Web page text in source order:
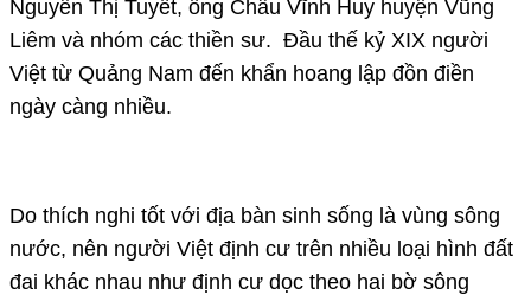
Nguyễn Thị Tuyết, ông Châu Vĩnh Huy huyện Vũng
Liêm và nhóm các thiền sư. Đầu thế kỷ XIX người
Việt từ Quảng Nam đến khẩn hoang lập đồn điền
ngày càng nhiều.
Do thích nghi tốt với địa bàn sinh sống là vùng sông
nước, nên người Việt định cư trên nhiều loại hình đất
đai khác nhau như định cư dọc theo hai bờ sông